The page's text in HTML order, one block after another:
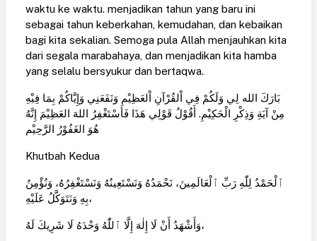
waktu ke waktu. menjadikan tahun yang baru ini
sebagai tahun keberkahan, kemudahan, dan kebaikan
bagi kita sekalian. Semoga pula Allah menjauhkan kita
dari segala marabahaya, dan menjadikan kita hamba
yang selalu bersyukur dan bertaqwa.
بَارَكَ الله لِي وَلَكُمْ فِي اْلقُرْآنِ اْلعَظِيْمِ وَنَفَعَنِي وَإِيَّاكُمْ بِمَا فِيْهِ
مِنْ آيَةِ وَذِكْرِ الْحَكِيْمِ. أَقُوْلُ قَوْلِي هَذَا فَأسْتَغْفِرُ اللهَ العَظِيْمَ إِنَّهُ
هُوَ الغَفُوْرُ الرَّحِيْم
Khutbah Kedua
ٱلْحَمْدُ لِلّٰهِ رَبِّ ٱلْعَالَمِينَ، نَحْمَدُهُ وَنَسْتَعِينُهُ وَنَسْتَغْفِرُهُ، وَنُؤْمِنُ
بِهِ وَنَتَوَكَّلُ عَلَيْهِ،
وَأَشْهَدُ أَنْ لَا إِلٰهَ إِلَّا ٱللّٰهُ وَحْدَهُ لَا شَرِيكَ لَهُ،